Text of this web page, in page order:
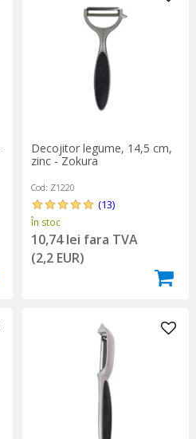
Decojitor legume, 14,5 cm,
zinc - Zokura
Cod: Z1220
(13)
În stoc
10,74 lei fara TVA
(2,2 EUR)